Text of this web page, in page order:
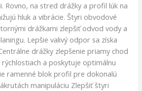
Rovno, na stred drážky a profil lúk na
hluk a vibrácie. Štyri obvodové
drážkami zlepšiť odvod vody a
Lepšie valivý odpor sa získa
drážky zlepšenie priamy chod
a poskytuje optimálnu
ramenné blok profil pre dokonalú
manipuláciu Zlepšiť štyri